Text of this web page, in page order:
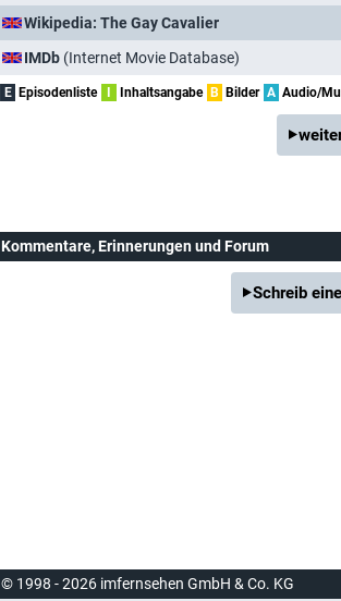
Wikipedia: The Gay Cavalier
IMDb (Internet Movie Database)
E Episodenliste Inhaltsangabe B Bilder A Audio/
Kommentare, Erinnerungen und Forum
Schreib
© 1998 - 2026 imfernsehen GmbH & Co. KG